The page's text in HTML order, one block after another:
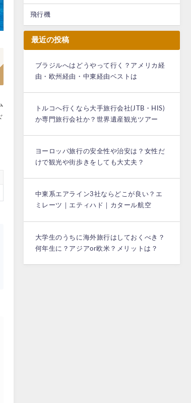
飛行機
最近の投稿
ブラジルへはどうやって行く？アメリカ経
由・欧州経由・中東経由ベストは
トルコへ行くなら大手旅行会社(JTB・HIS)
か専門旅行会社か？世界遺産観光ツアー
ヨーロッパ旅行の安全性や治安は？女性だ
けで観光や街歩きをしても大丈夫？
中東系エアライン3社ならどこが良い？エ
ミレーツ｜エティハド｜カタール航空
大学生のうちに海外旅行はしておくべき？
何年生に？アジアor欧米？メリットは？